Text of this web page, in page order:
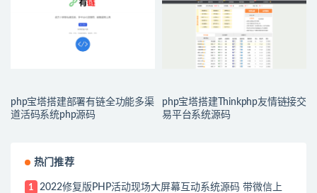
php宝塔搭建部署有链全功能多渠
道活码系统php源码
php宝塔搭建Thinkphp友情链接交
易平台系统源码
热门推荐
1
2022修复版PHP活动现场大屏幕互动系统源码 带微信上